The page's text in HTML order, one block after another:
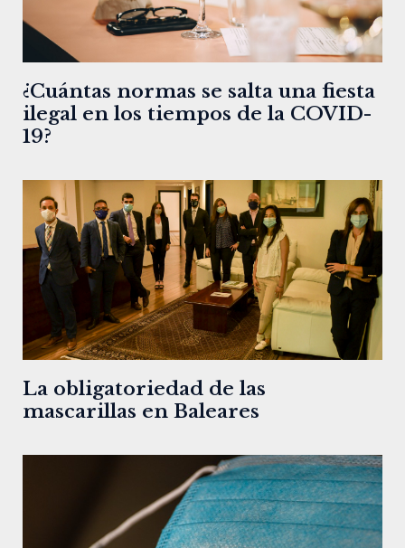
¿Cuántas normas se salta una fiesta
ilegal en los tiempos de la COVID-
19?
La obligatoriedad de las
mascarillas en Baleares